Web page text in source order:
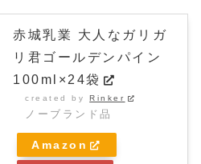
赤城乳業 大人なガリガ
リ君ゴールデンパイン
100ml×24袋
created byRinker
ノーブランド品
Amazon